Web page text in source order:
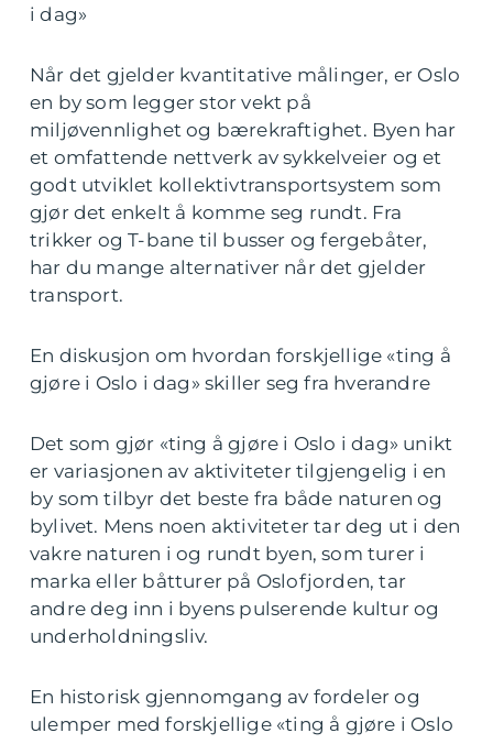
i dag»
Når det gjelder kvantitative målinger, er Oslo
en by som legger stor vekt på
miljøvennlighet og bærekraftighet. Byen har
et omfattende nettverk av sykkelveier og et
godt utviklet kollektivtransportsystem som
gjør det enkelt å komme seg rundt. Fra
trikker og T-bane til busser og fergebåter,
har du mange alternativer når det gjelder
transport.
En diskusjon om hvordan forskjellige «ting å
gjøre i Oslo i dag» skiller seg fra hverandre
Det som gjør «ting å gjøre i Oslo i dag» unikt
er variasjonen av aktiviteter tilgjengelig i en
by som tilbyr det beste fra både naturen og
bylivet. Mens noen aktiviteter tar deg ut i den
vakre naturen i og rundt byen, som turer i
marka eller båtturer på Oslofjorden, tar
andre deg inn i byens pulserende kultur og
underholdningsliv.
En historisk gjennomgang av fordeler og
ulemper med forskjellige «ting å gjøre i Oslo